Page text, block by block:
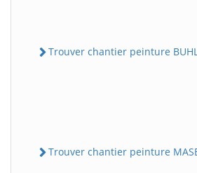
Trouver chantier peinture BUHL
Trouver chantier peinture